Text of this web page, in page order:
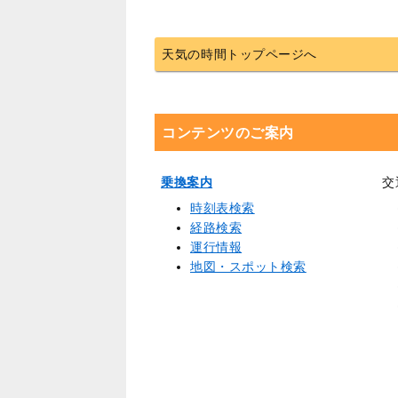
天気の時間トップページへ
コンテンツのご案内
乗換案内
時刻表検索
経路検索
運行情報
地図・スポット検索
交